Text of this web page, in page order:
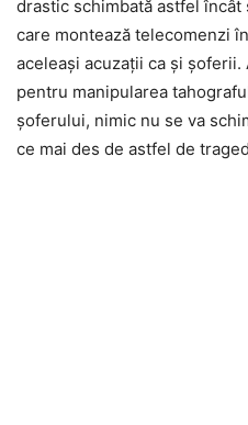
drastic schimbată astfel
care montează telecomenzi
aceleași acuzații ca și șoferii.
pentru manipularea
șoferului, nimic nu se va
ce mai des de astfel de